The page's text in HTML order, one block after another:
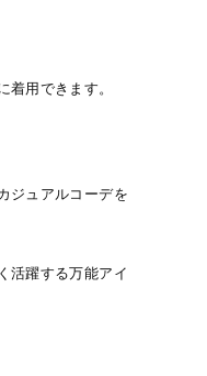
用できます。
ジュアルコーデを
活躍する万能アイ